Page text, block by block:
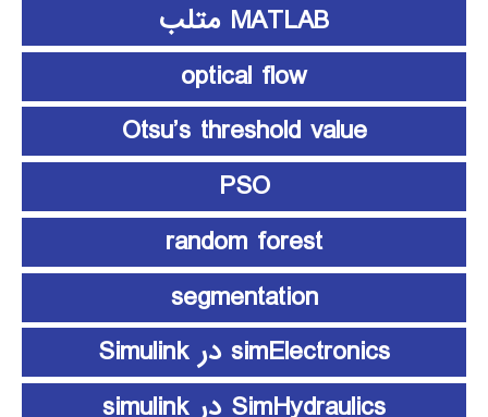
MATLAB متلب
optical flow
Otsu’s threshold value
PSO
random forest
segmentation
simElectronics در Simulink
SimHydraulics در simulink